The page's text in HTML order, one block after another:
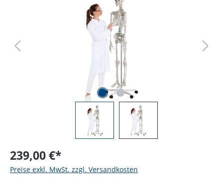
239,00 €*
Preise exkl. MwSt. zzgl. Versandkosten